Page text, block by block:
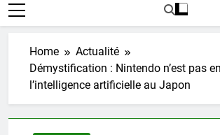
Home
Actualité
Démystification : Nintendo n’est pas
l’intelligence artificielle au Japon